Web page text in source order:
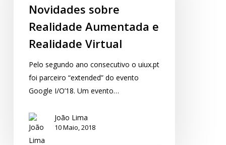
Novidades sobre
Realidade Aumentada e
Realidade Virtual
Pelo segundo ano consecutivo o uiux.pt
foi parceiro “extended” do evento
Google I/O’18. Um evento…
João Lima
10 Maio, 2018